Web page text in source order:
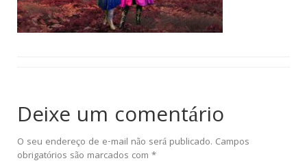
Deixe um comentário
O seu endereço de e-mail não será publicado. Campos
obrigatórios são marcados com *